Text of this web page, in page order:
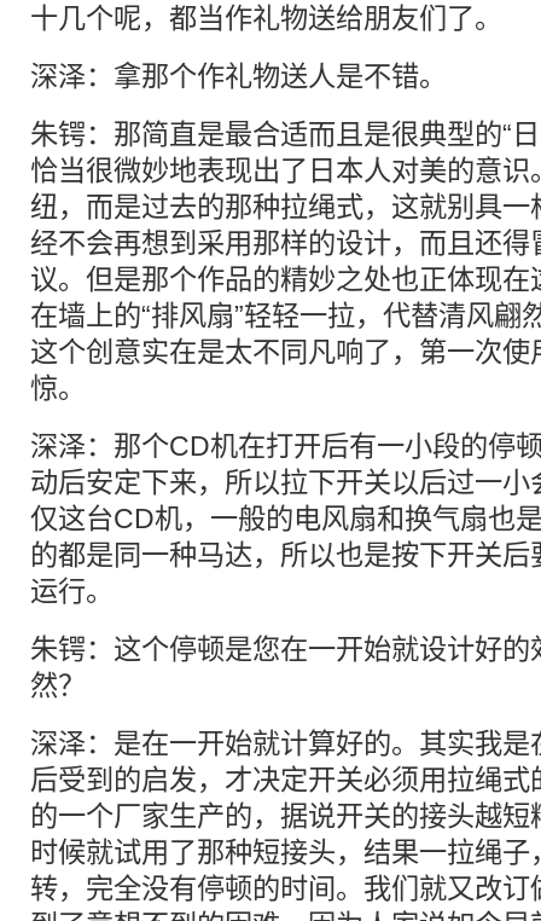
十几个呢，都当作礼物送给朋友们了。
深泽：拿那个作礼物送人是不错。
朱锷：那简直是最合适而且是很典型的“
恰当很微妙地表现出了日本人对美的意
纽，而是过去的那种拉绳式，这就别具
经不会再想到采用那样的设计，而且还
议。但是那个作品的精妙之处也正体现
在墙上的“排风扇”轻轻一拉，代替清风翩
这个创意实在是太不同凡响了，第一次
惊。
深泽：那个CD机在打开后有一小段的停
动后安定下来，所以拉下开关以后过一
仅这台CD机，一般的电风扇和换气扇也
的都是同一种马达，所以也是按下开关
运行。
朱锷：这个停顿是您在一开始就设计好
然？
深泽：是在一开始就计算好的。其实我
后受到的启发，才决定开关必须用拉绳
的一个厂家生产的，据说开关的接头越
时候就试用了那种短接头，结果一拉绳
转，完全没有停顿的时间。我们就又改